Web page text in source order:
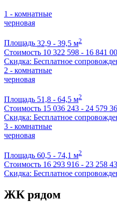
1 - комнатные
черновая
Площадь 32,9 - 39,5 м2
Стоимость 10 322 598 - 16 841
Скидка: Бесплатное
2 - комнатные
черновая
Площадь 51,8 - 64,5 м2
Стоимость 15 036 243 - 24 579
Скидка: Бесплатное
3 - комнатные
черновая
Площадь 60,5 - 74,1 м2
Стоимость 16 293 916 - 23 258
Скидка: Бесплатное
ЖК рядом